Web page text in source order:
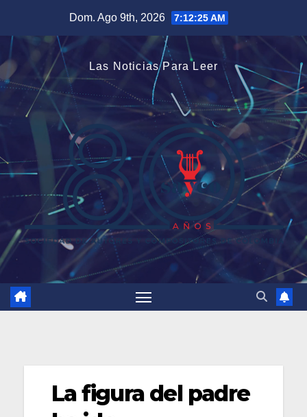
contenido
Dom. Ago 9th, 2026 7:12:25 AM
Las Noticias Para Leer
La figura del padre